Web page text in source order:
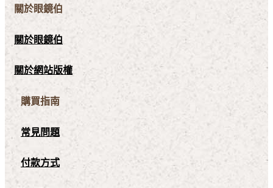
關於眼鏡伯
關於眼鏡伯
關於網站版權
購買指南
常見問題
付款方式